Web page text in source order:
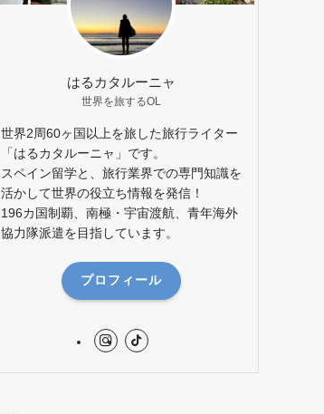
はるカタルーニャ
世界を旅するOL
世界2周60ヶ国以上を旅した旅行ライター
「はるカタルーニャ」です。
スペイン留学と、旅行業界での専門知識を
活かして世界の役立ち情報を発信！
196カ国制覇、南極・宇宙渡航、青年海外
協力隊派遣を目指しています。
プロフィール